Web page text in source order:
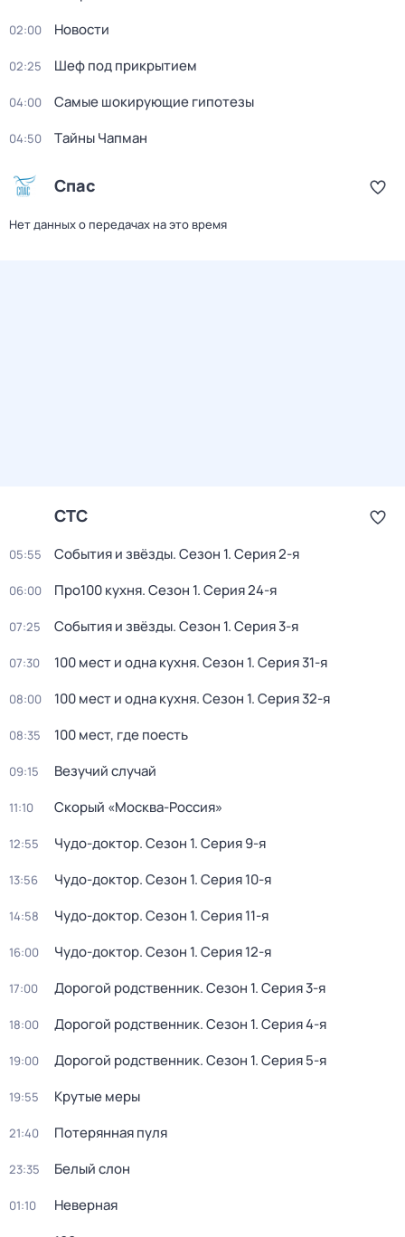
02:00 Новости
02:25 Шеф под прикрытием
04:00 Самые шoкиpующие гипотезы
04:50 Тaйны Чапман
Спас
Нет данных о передачах на это время
СТС
05:55 События и звёзды. Сезон 1. Серия 2-я
06:00 Про100 кухня. Сезон 1. Серия 24-я
07:25 События и звёзды. Сезон 1. Серия 3-я
07:30 100 мест и одна кухня. Сезон 1. Серия 31-я
08:00 100 мест и одна кухня. Сезон 1. Серия 32-я
08:35 100 мест, где поесть
09:15 Везучий случай
11:10 Скорый «Москва-Россия»
12:55 Чудо-доктор. Сезон 1. Серия 9-я
13:56 Чудо-доктор. Сезон 1. Серия 10-я
14:58 Чудо-доктор. Сезон 1. Серия 11-я
16:00 Чудо-доктор. Сезон 1. Серия 12-я
17:00 Дорогой родственник. Сезон 1. Серия 3-я
18:00 Дорогой родственник. Сезон 1. Серия 4-я
19:00 Дорогой родственник. Сезон 1. Серия 5-я
19:55 Крутые меры
21:40 Потерянная пуля
23:35 Белый слон
01:10 Неверная